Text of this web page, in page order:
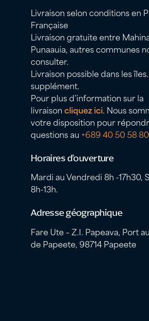
Livraison selon conditions en
Française
Livraison gratuite entre
Punaauia, autres communes
consulter.
Livraison possible dans les
supplément.
Pour plus d’information sur la
livraisoncliquez ici. Nous
votre disposition pour
questions au +689 40 50 58 80
Horaires d’ouverture
Mardi au Vendredi 8h -17h30,
8h-13h.
Adresse géographique
Fare Ute – Z.I. Papeava, Port
de Papeete, 98714 Papeete